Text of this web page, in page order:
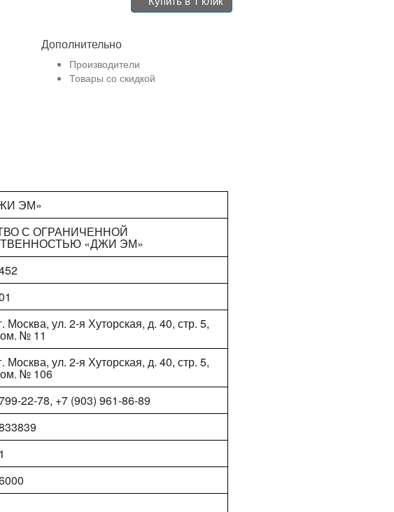
Дополнительно
Производители
Товары со скидкой
ЭМ»
С ОГРАНИЧЕННОЙ
«ДЖИ ЭМ»
Москва, ул. 2-я Хуторская, д. 40, стр. 5,
№ 11
Москва, ул. 2-я Хуторская, д. 40, стр. 5,
№ 106
22-78, +7 (903) 961-86-89